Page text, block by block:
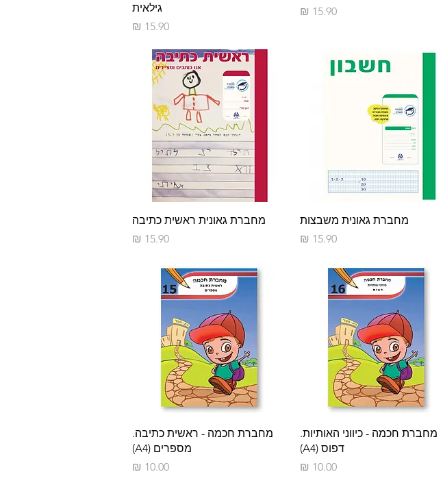
מחיר‏15.90 ‏₪
גילאית
מחיר
תצוגה מהירה
מחברת גאונית משבצות
מחיר‏15.90 ‏₪
תצוגה מהירה
מחברת גאונית ראשית כתיבה
מחיר
תצוגה מהירה
מחברת חכמה - כיווני האותיות.
דפוס (A4)
מחיר‏10.00 ‏₪
תצוגה מהירה
מחברת חכמה - ראשית כתיבה.
מספרים (A4)
מחיר